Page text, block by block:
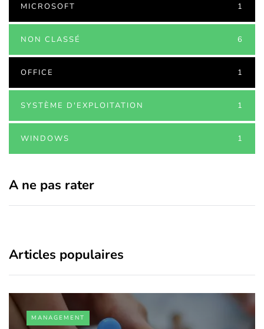
MICROSOFT 1
NON CLASSÉ 6
OFFICE 1
SYSTÈME D'EXPLOITATION 1
WINDOWS 1
A ne pas rater
Articles populaires
MANAGEMENT